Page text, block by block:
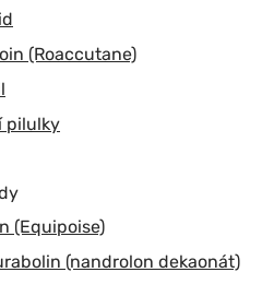
(Roaccutane)
pilulky
(Equipoise)
(nandrolon dekaonát)